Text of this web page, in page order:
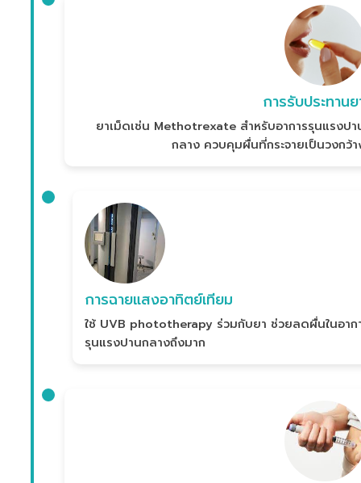
การรับประทานย
ยาเม็ดเช่น Methotrexate สำหรับอาการรุนแรงปา
กลาง ควบคุมผื่นที่กระจายเป็นวงกว้า
การฉายแสงอาทิตย์เทียม
ใช้ UVB phototherapy ร่วมกับยา ช่วยลดผื่นในอาก
รุนแรงปานกลางถึงมาก